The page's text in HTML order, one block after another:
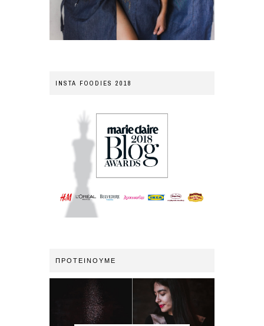
INSTA FOODIES 2018
ΠΡΟΤΕΙΝΟΥΜΕ